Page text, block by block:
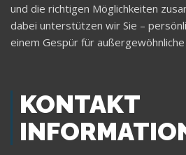
und die richtigen Möglichkeiten
dabei unterstützen wir Sie –
einem Gespür für außergewöhnliche
KONTAKT